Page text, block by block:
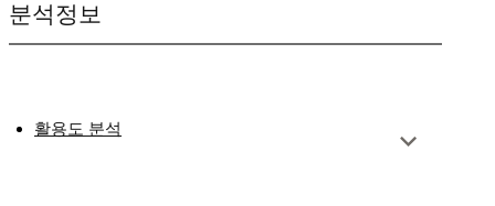
분석정보
활용도 분석